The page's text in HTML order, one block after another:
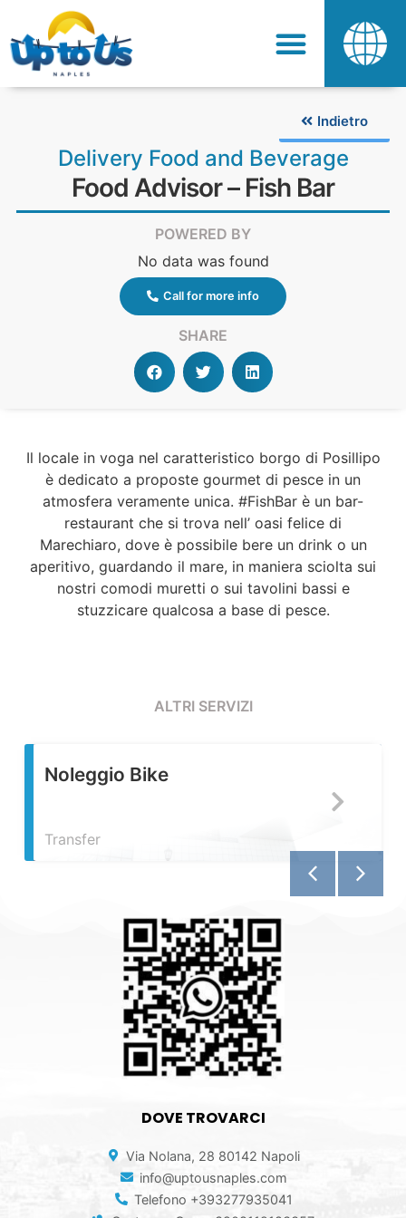
Indietro
Delivery Food and Beverage
Food Advisor – Fish Bar
POWERED BY
No data was found
Call for more info
SHARE
Il locale in voga nel caratteristico borgo di Posillipo
è dedicato a proposte gourmet di pesce in un
atmosfera veramente unica. #FishBar è un bar-
restaurant che si trova nell’ oasi felice di
Marechiaro, dove è possibile bere un drink o un
aperitivo, guardando il mare, in maniera sciolta sui
nostri comodi muretti o sui tavolini bassi e
stuzzicare qualcosa a base di pesce.
ALTRI SERVIZI
Noleggio Bike
Transfer
DOVE TROVARCI
Via Nolana, 28 80142 Napoli
info@uptousnaples.com
Telefono +393277935041